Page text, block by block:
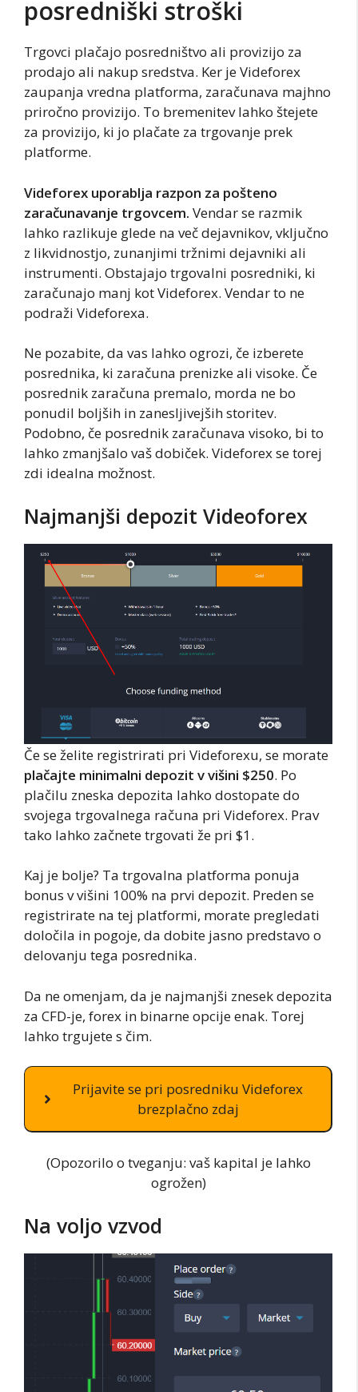
posredniški stroški
Trgovci plačajo posredništvo ali provizijo za
prodajo ali nakup sredstva. Ker je Videforex
zaupanja vredna platforma, zaračunava majhno
priročno provizijo. To bremenitev lahko štejete
za provizijo, ki jo plačate za trgovanje prek
platforme.
Videforex uporablja razpon za pošteno
zaračunavanje trgovcem. Vendar se razmik
lahko razlikuje glede na več dejavnikov, vključno
z likvidnostjo, zunanjimi tržnimi dejavniki ali
instrumenti. Obstajajo trgovalni posredniki, ki
zaračunajo manj kot Videforex. Vendar to ne
podraži Videforexa.
Ne pozabite, da vas lahko ogrozi, če izberete
posrednika, ki zaračuna prenizke ali visoke. Če
posrednik zaračuna premalo, morda ne bo
ponudil boljših in zanesljivejših storitev.
Podobno, če posrednik zaračunava visoko, bi to
lahko zmanjšalo vaš dobiček. Videforex se torej
zdi idealna možnost.
Najmanjši depozit Videoforex
Če se želite registrirati pri Videforexu, se morate
plačajte minimalni depozit v višini $250. Po
plačilu zneska depozita lahko dostopate do
svojega trgovalnega računa pri Videforex. Prav
tako lahko začnete trgovati že pri $1.
Kaj je bolje? Ta trgovalna platforma ponuja
bonus v višini 100% na prvi depozit. Preden se
registrirate na tej platformi, morate pregledati
določila in pogoje, da dobite jasno predstavo o
delovanju tega posrednika.
Da ne omenjam, da je najmanjši znesek depozita
za CFD-je, forex in binarne opcije enak. Torej
lahko trgujete s čim.
Prijavite se pri posredniku Videforex
brezplačno zdaj
(Opozorilo o tveganju: vaš kapital je lahko
ogrožen)
Na voljo vzvod